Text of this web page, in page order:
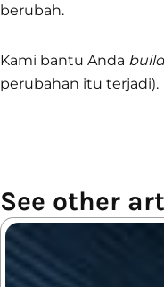
berubah.
Kami bantu Anda
perubahan itu terjadi).
See other